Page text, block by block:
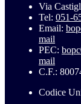
Via
Tel: 051-
Email:
mail
PEC:
mail
C.F.:
Codice